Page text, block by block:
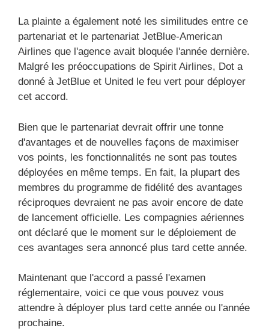
La plainte a également noté les similitudes entre ce
partenariat et le partenariat JetBlue-American
Airlines que l'agence avait bloquée l'année dernière.
Malgré les préoccupations de Spirit Airlines, Dot a
donné à JetBlue et United le feu vert pour déployer
cet accord.
Bien que le partenariat devrait offrir une tonne
d'avantages et de nouvelles façons de maximiser
vos points, les fonctionnalités ne sont pas toutes
déployées en même temps. En fait, la plupart des
membres du programme de fidélité des avantages
réciproques devraient ne pas avoir encore de date
de lancement officielle. Les compagnies aériennes
ont déclaré que le moment sur le déploiement de
ces avantages sera annoncé plus tard cette année.
Maintenant que l'accord a passé l'examen
réglementaire, voici ce que vous pouvez vous
attendre à déployer plus tard cette année ou l'année
prochaine.